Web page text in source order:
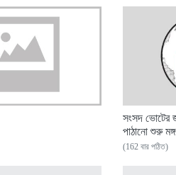
সংসদ ভোটের
পাঠানো শুরু
(162 বার পঠিত)